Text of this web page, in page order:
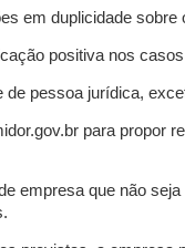
em duplicidade sobre
positiva nos
pessoa jurídica,
para propor
empresa que não